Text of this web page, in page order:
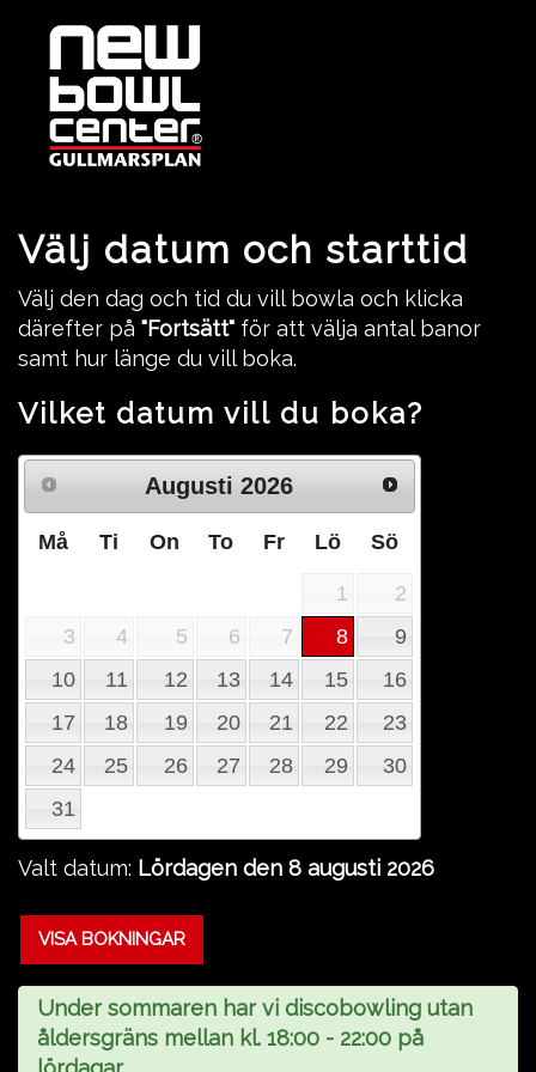
Välj datum och starttid
Välj den dag och tid du vill bowla och klicka
därefter på "Fortsätt" för att välja antal banor
samt hur länge du vill boka.
Vilket datum vill du boka?
Augusti 2026
Må Ti On To Fr Lö Sö
1
2
3
4 5 6 7 8
9
10
11 12 13 14 15
16
17
18 19 20 21 22
23
24
25 26 27 28 29
30
31
Valt datum: Lördagen den 8 augusti 2026
VISA BOKNINGAR
Under sommaren har vi discobowling utan
åldersgräns mellan kl. 18:00 - 22:00 på